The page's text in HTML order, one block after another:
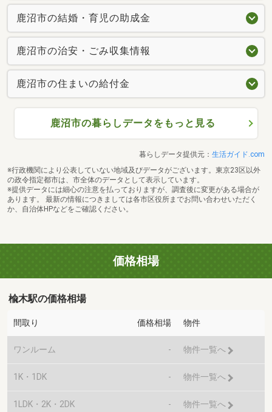
鹿沼市の結婚・育児の助成金
鹿沼市の治安・ごみ収集情報
鹿沼市の住まいの給付金
鹿沼市の暮らしデータをもっと見る
暮らしデータ提供元： 生活ガイド.com
※行政機関により公表していない地域及びデータがございます。東京23区以外
の政令指定都市は、市全体のデータとして表示しています。
※提供データには細心の注意を払っておりますが、調査後に変更がある場合が
あります。 最新の情報につきましては各市区役所までお問い合わせいただく
か、自治体HPなどをご確認ください。
価格相場
楡木駅の価格相場
間取り 価格相場 物件
ワンルーム - 物件一覧へ
1K・1DK - 物件一覧へ
1LDK・2K・2DK - 物件一覧へ